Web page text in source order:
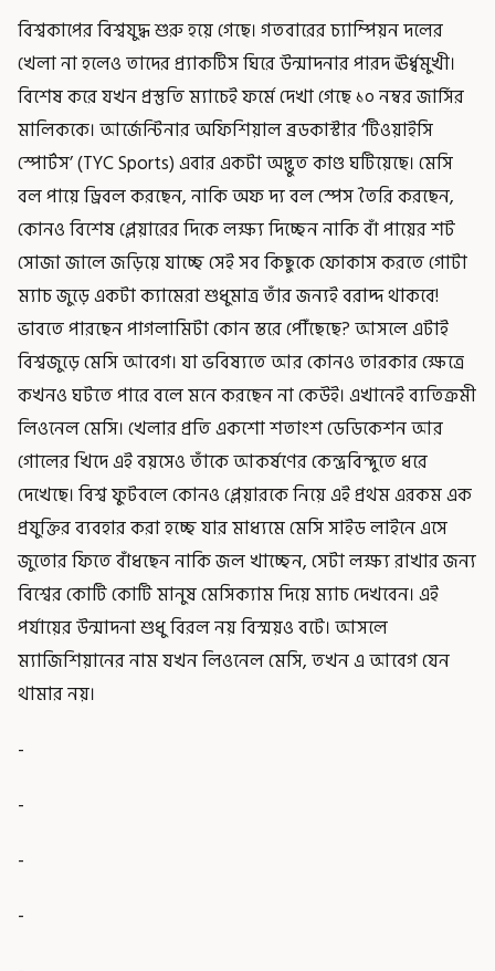
বিশ্বকাপের বিশ্বযুদ্ধ শুরু হয়ে গেছে। গতবারের চ্যাম্পিয়ন দলের
খেলা না হলেও তাদের প্র্যাকটিস ঘিরে উন্মাদনার পারদ ঊর্ধ্বমুখী।
বিশেষ করে যখন প্রস্তুতি ম্যাচেই ফর্মে দেখা গেছে ১০ নম্বর জার্সির
মালিককে। আর্জেন্টিনার অফিশিয়াল ব্রডকাস্টার ‘টিওয়াইসি
স্পোর্টস’ (TYC Sports) এবার একটা অদ্ভুত কাণ্ড ঘটিয়েছে। মেসি
বল পায়ে ড্রিবল করছেন, নাকি অফ দ্য বল স্পেস তৈরি করছেন,
কোনও বিশেষ প্লেয়ারের দিকে লক্ষ্য দিচ্ছেন নাকি বাঁ পায়ের শট
সোজা জালে জড়িয়ে যাচ্ছে সেই সব কিছুকে ফোকাস করতে গোটা
ম্যাচ জুড়ে একটা ক্যামেরা শুধুমাত্র তাঁর জন্যই বরাদ্দ থাকবে!
ভাবতে পারছেন পাগলামিটা কোন স্তরে পৌঁছেছে? আসলে এটাই
বিশ্বজুড়ে মেসি আবেগ। যা ভবিষ্যতে আর কোনও তারকার ক্ষেত্রে
কখনও ঘটতে পারে বলে মনে করছেন না কেউই। এখানেই ব্যতিক্রমী
লিওনেল মেসি। খেলার প্রতি একশো শতাংশ ডেডিকেশন আর
গোলের খিদে এই বয়সেও তাঁকে আকর্ষণের কেন্দ্রবিন্দুতে ধরে
দেখেছে। বিশ্ব ফুটবলে কোনও প্লেয়ারকে নিয়ে এই প্রথম এরকম এক
প্রযুক্তির ব্যবহার করা হচ্ছে যার মাধ্যমে মেসি সাইড লাইনে এসে
জুতোর ফিতে বাঁধছেন নাকি জল খাচ্ছেন, সেটা লক্ষ্য রাখার জন্য
বিশ্বের কোটি কোটি মানুষ মেসিক্যাম দিয়ে ম্যাচ দেখবেন। এই
পর্যায়ের উন্মাদনা শুধু বিরল নয় বিস্ময়ও বটে। আসলে
ম্যাজিশিয়ানের নাম যখন লিওনেল মেসি, তখন এ আবেগ যেন
থামার নয়।
-
-
-
-